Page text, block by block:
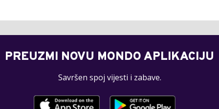
PREUZMI NOVU MONDO APLIKACIJU
Savršen spoj vijesti i zabave.